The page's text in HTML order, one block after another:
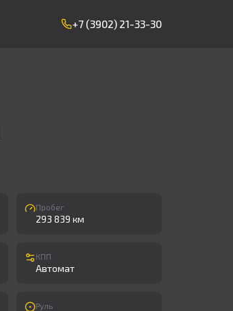
+7 (3902) 21-33-30
Пробег
293 839 км
КПП
Автомат
Руль